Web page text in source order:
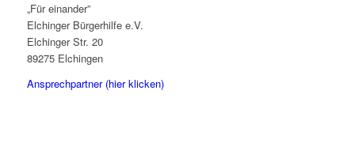
„Für einander”
Elchinger Bürgerhilfe e.V.
Elchinger Str. 20
89275 Elchingen
Ansprechpartner (hier klicken)